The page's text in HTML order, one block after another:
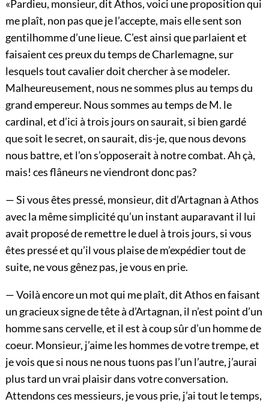
«Pardieu, monsieur, dit Athos, voici une proposition qui
me plaît, non pas que je l’accepte, mais elle sent son
gentilhomme d’une lieue. C’est ainsi que parlaient et
faisaient ces preux du temps de Charlemagne, sur
lesquels tout cavalier doit chercher à se modeler.
Malheureusement, nous ne sommes plus au temps du
grand empereur. Nous sommes au temps de M. le
cardinal, et d’ici à trois jours on saurait, si bien gardé
que soit le secret, on saurait, dis-je, que nous devons
nous battre, et l’on s’opposerait à notre combat. Ah çà,
mais! ces flâneurs ne viendront donc pas?
— Si vous êtes pressé, monsieur, dit d’Artagnan à Athos
avec la même simplicité qu’un instant auparavant il lui
avait proposé de remettre le duel à trois jours, si vous
êtes pressé et qu’il vous plaise de m’expédier tout de
suite, ne vous gênez pas, je vous en prie.
— Voilà encore un mot qui me plaît, dit Athos en faisant
un gracieux signe de tête à d’Artagnan, il n’est point d’un
homme sans cervelle, et il est à coup sûr d’un homme de
coeur. Monsieur, j’aime les hommes de votre trempe, et
je vois que si nous ne nous tuons pas l’un l’autre, j’aurai
plus tard un vrai plaisir dans votre conversation.
Attendons ces messieurs, je vous prie, j’ai tout le temps,